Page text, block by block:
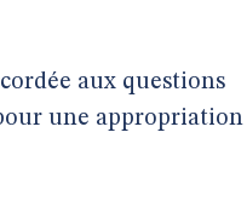
aux questions
une appropriation